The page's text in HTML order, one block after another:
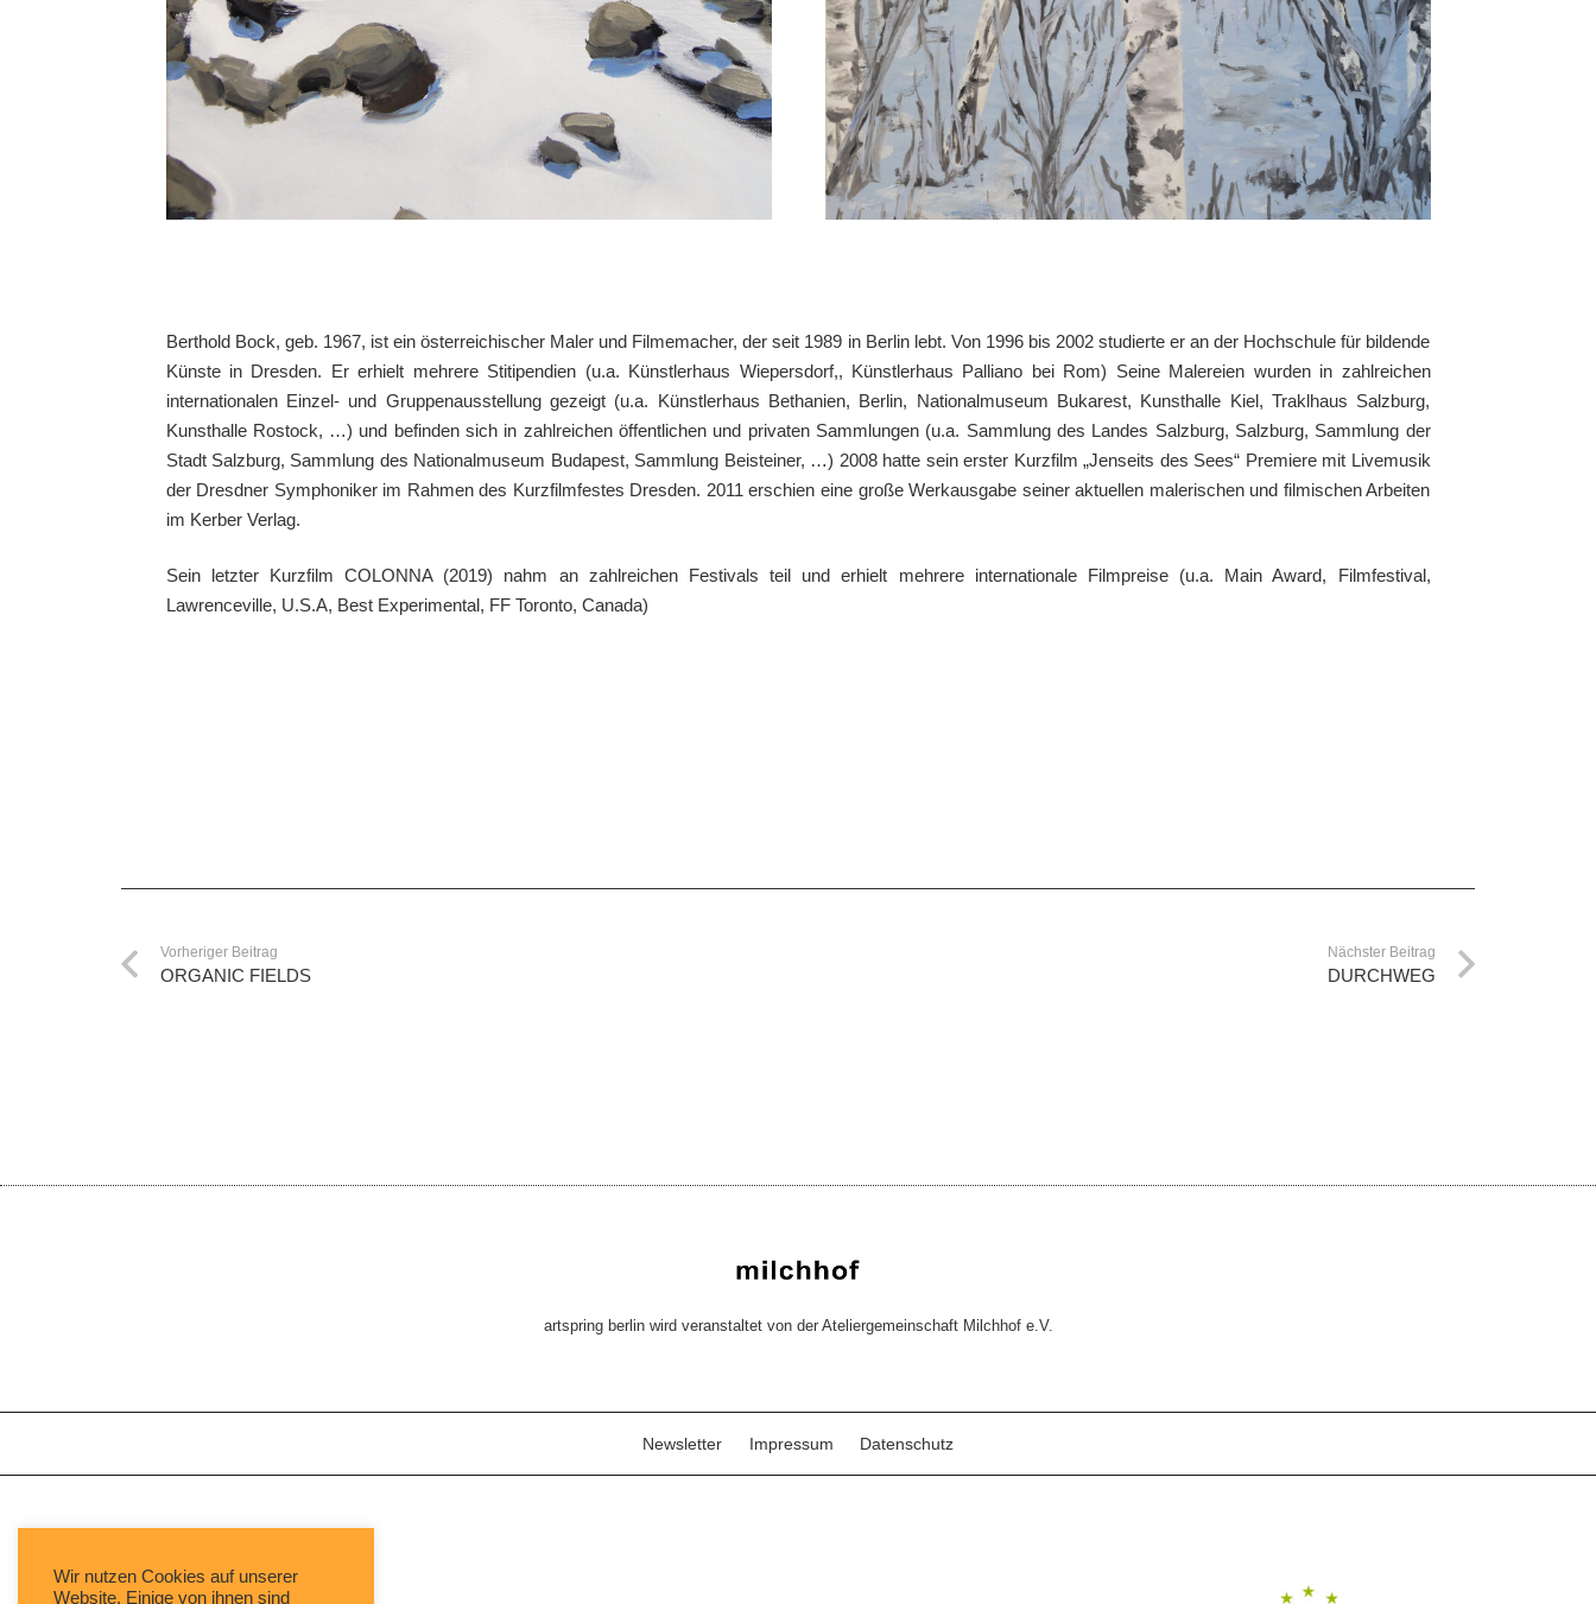
Berthold Bock, geb. 1967, ist ein österreichischer Maler und Filmemacher, der seit 1989 in Berlin lebt. Von 1996 bis 2002 studierte er an der Hochschule für bildende
Künste in Dresden. Er erhielt mehrere Stitipendien (u.a. Künstlerhaus Wiepersdorf,, Künstlerhaus Palliano bei Rom) Seine Malereien wurden in zahlreichen
internationalen Einzel- und Gruppenausstellung gezeigt (u.a. Künstlerhaus Bethanien, Berlin, Nationalmuseum Bukarest, Kunsthalle Kiel, Traklhaus Salzburg,
Kunsthalle Rostock, …) und befinden sich in zahlreichen öffentlichen und privaten Sammlungen (u.a. Sammlung des Landes Salzburg, Salzburg, Sammlung der
Stadt Salzburg, Sammlung des Nationalmuseum Budapest, Sammlung Beisteiner, …) 2008 hatte sein erster Kurzfilm „Jenseits des Sees“ Premiere mit Livemusik
der Dresdner Symphoniker im Rahmen des Kurzfilmfestes Dresden. 2011 erschien eine große Werkausgabe seiner aktuellen malerischen und filmischen Arbeiten
im Kerber Verlag.
Sein letzter Kurzfilm COLONNA (2019) nahm an zahlreichen Festivals teil und erhielt mehrere internationale Filmpreise (u.a. Main Award, Filmfestival,
Lawrenceville, U.S.A, Best Experimental, FF Toronto, Canada)
Vorheriger Beitrag
ORGANIC FIELDS
Nächster Beitrag
DURCHWEG
artspring berlin wird veranstaltet von der Ateliergemeinschaft Milchhof e.V.
Newsletter Impressum Datenschutz
Wir nutzen Cookies auf unserer
Website. Einige von ihnen sind